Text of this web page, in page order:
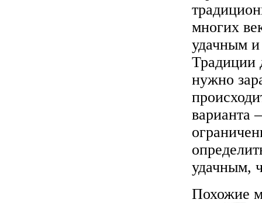
многих
удачным
Традиции
нужно
варианта
удачным,
Похожие